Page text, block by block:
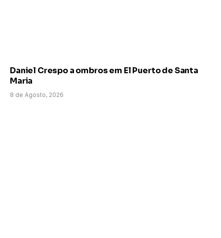
Daniel Crespo a ombros em El Puerto de Santa
Maria
8 de Agosto, 2026